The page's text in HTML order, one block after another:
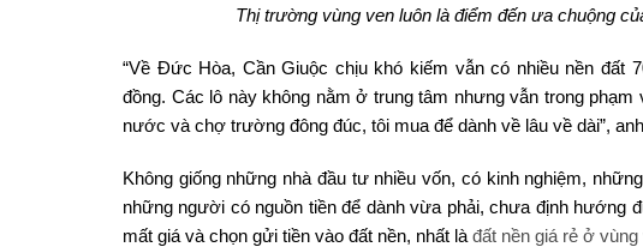
Thị trường vùng ven luôn là điểm đến ưa chuộng
“Về Đức Hòa, Cần Giuộc chịu khó kiếm vẫn có nhiều nền đất
đồng. Các lô này không nằm ở trung tâm nhưng vẫn trong
nước và chợ trường đông đúc, tôi mua để dành về lâu về dài”,
Không giống những nhà đầu tư nhiều vốn, có kinh nghiệm,
những người có nguồn tiền để dành vừa phải, chưa định hướng
mất giá và chọn gửi tiền vào đất nền, nhất làđất nền giá rẻ ở vùng